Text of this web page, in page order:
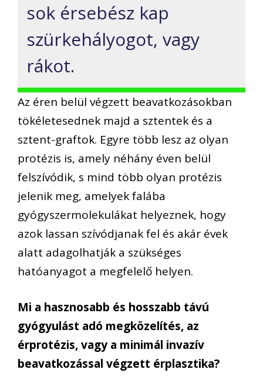
sok érsebész kap
szürkehályogot, vagy
rákot.
Az éren belül végzett beavatkozásokban
tökéletesednek majd a sztentek és a
sztent-graftok. Egyre több lesz az olyan
protézis is, amely néhány éven belül
felszívódik, s mind több olyan protézis
jelenik meg, amelyek falába
gyógyszermolekulákat helyeznek, hogy
azok lassan szívódjanak fel és akár évek
alatt adagolhatják a szükséges
hatóanyagot a megfelelő helyen.
Mi a hasznosabb és hosszabb távú
gyógyulást adó megközelítés, az
érprotézis, vagy a minimál invazív
beavatkozással végzett érplasztika?